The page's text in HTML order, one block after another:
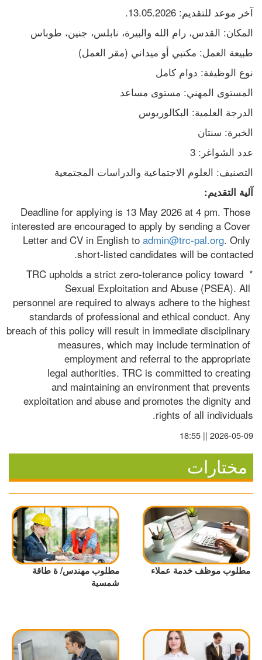
آخر موعد للتقديم: 13.05.2026.
المكان: القدس، رام الله والبيرة، نابلس، جنين، طوباس
طبيعة العمل: مكتبي أو ميداني (مقر العمل)
نوع الوظيفة: دوام كامل
المستوى المهني: مستوى مساعد
الدرجة العلمية: البكالوريوس
الخبرة: سنتان
عدد الشواغر: 3
التصنيف: العلوم الاجتماعية والدراسات المجتمعية
آلية التقديم:
Deadline for applying is 13 May 2026 at 4 pm. Those
interested are encouraged to apply by sending a Cover
Letter and CV in English to admin@trc-pal.org. Only
short-listed candidates will be contacted.
* TRC upholds a strict zero-tolerance policy toward
Sexual Exploitation and Abuse (PSEA). All
personnel are required to always adhere to the highest
standards of professional and ethical conduct. Any
breach of this policy will result in immediate disciplinary
measures, which may include termination of
employment and referral to the appropriate
legal authorities. TRC is committed to creating
and maintaining an environment that prevents
exploitation and abuse and promotes the dignity and
rights of all individuals.
2026-05-09 || 18:55
مختارات
مطلوب موظف خدمة عملاء
مطلوب مهندس/ ة طاقة
شمسية